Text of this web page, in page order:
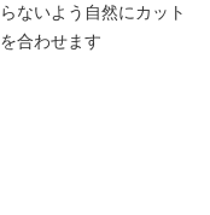
ないよう自然にカット
合わせます